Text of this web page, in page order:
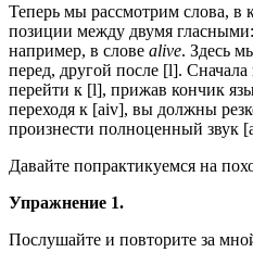
Теперь мы рассмотрим слова, в
позиции между двумя
например, в слове alive. Здесь
перед, другой после [l].
перейти к [l], прижав кончик
переходя к [aiv], вы должны
произнести полноценный звук
Давайте попрактикуемся на
Упражнение 1.
Послушайте и повторите за